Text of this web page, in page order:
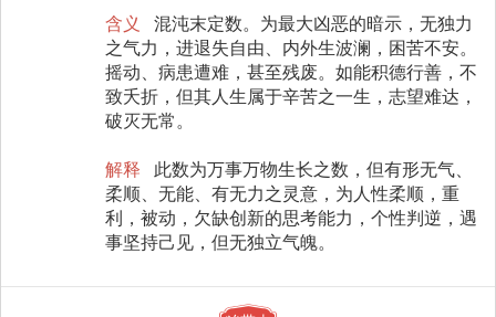
含义
混沌末定数。为最大凶恶的暗示，无独力
之气力，进退失自由、内外生波澜，困苦不安。
摇动、病患遭难，甚至残废。如能积德行善，不
致夭折，但其人生属于辛苦之一生，志望难达，
破灭无常。
解释
此数为万事万物生长之数，但有形无气、
柔顺、无能、有无力之灵意，为人性柔顺，重
利，被动，欠缺创新的思考能力，个性判逆，遇
事坚持己见，但无独立气魄。